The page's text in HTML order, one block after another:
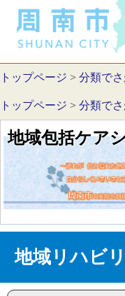
トップページ > 分類で
トップページ > 分類で
地域包括ケア
地域リハビ